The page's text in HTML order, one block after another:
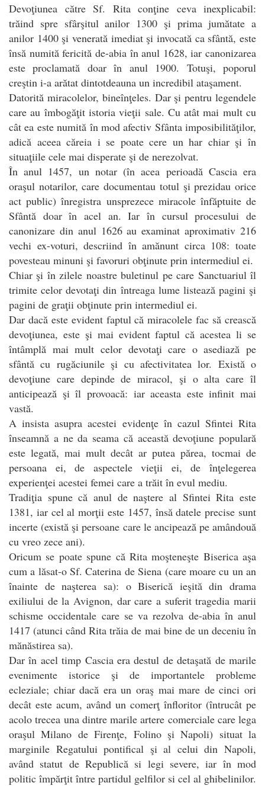
Devoţiunea către Sf. Rita conţine ceva inexplicabil:
trăind spre sfârşitul anilor 1300 şi prima jumătate a
anilor 1400 şi venerată imediat şi invocată ca sfântă, este
însă numită fericită de-abia în anul 1628, iar canonizarea
este proclamată doar în anul 1900. Totuşi, poporul
creştin i-a arătat dintotdeauna un incredibil ataşament.
Datorită miracolelor, bineînţeles. Dar şi pentru legendele
care au îmbogăţit istoria vieţii sale. Cu atât mai mult cu
cât ea este numită în mod afectiv Sfânta imposibilităţilor,
adică aceea căreia i se poate cere un har chiar şi în
situaţiile cele mai disperate şi de nerezolvat.
În anul 1457, un notar (în acea perioadă Cascia era
oraşul notarilor, care documentau totul şi prezidau orice
act public) înregistra unsprezece miracole înfăptuite de
Sfântă doar în acel an. Iar în cursul procesului de
canonizare din anul 1626 au examinat aproximativ 216
vechi ex-voturi, descriind în amănunt circa 108: toate
povesteau minuni şi favoruri obţinute prin intermediul ei.
Chiar şi în zilele noastre buletinul pe care Sanctuariul îl
trimite celor devotaţi din întreaga lume listează pagini şi
pagini de graţii obţinute prin intermediul ei.
Dar dacă este evident faptul că miracolele fac să crească
devoţiunea, este şi mai evident faptul că acestea li se
întâmplă mai mult celor devotaţi care o asediază pe
sfântă cu rugăciunile şi cu afectivitatea lor. Există o
devoţiune care depinde de miracol, şi o alta care îl
anticipează şi îl provoacă: iar aceasta este infinit mai
vastă.
A insista asupra acestei evidenţe în cazul Sfintei Rita
înseamnă a ne da seama că această devoţiune populară
este legată, mai mult decât ar putea părea, tocmai de
persoana ei, de aspectele vieţii ei, de înţelegerea
experienţei acestei femei care a trăit în evul mediu.
Tradiţia spune că anul de naştere al Sfintei Rita este
1381, iar cel al morţii este 1457, însă datele precise sunt
incerte (există şi persoane care le ancipează pe amândouă
cu vreo zece ani).
Oricum se poate spune că Rita moşteneşte Biserica aşa
cum a lăsat-o Sf. Caterina de Siena (care moare cu un an
înainte de naşterea sa): o Biserică ieşită din drama
exiliului de la Avignon, dar care a suferit tragedia marii
schisme occidentale care se va rezolva de-abia în anul
1417 (atunci când Rita trăia de mai bine de un deceniu în
mănăstirea sa).
Dar în acel timp Cascia era destul de detaşată de marile
evenimente istorice şi de importantele probleme
ecleziale; chiar dacă era un oraş mai mare de cinci ori
decât este acum, având un comerţ înfloritor (întrucât pe
acolo trecea una dintre marile artere comerciale care lega
oraşul Milano de Firenţe, Folino şi Napoli) situat la
marginile Regatului pontifical şi al celui din Napoli,
având statut de Republică si legi severe, iar în mod
politic împărţit între partidul gelfilor si cel al ghibelinilor.